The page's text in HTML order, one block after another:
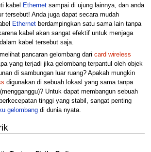
kabel
Ethernetsampai di ujung lainnya, dan anda
tersebut! Anda juga dapat secara mudah
Ethernetberdampingkan satu sama lain tanpa
kabel akan sangat efektif untuk menjaga
kabel tersebut saja.
pancaran gelombang dari card wireless
yang terjadi jika gelombang terpantul oleh objek
di sambungan luar ruang? Apakah mungkin
digunakan di sebuah lokasl yang sama tanpa
Untuk dapat membangun sebuah
berkecepatan tinggi yang stabil, sangat penting
gelombangdi dunia nyata.